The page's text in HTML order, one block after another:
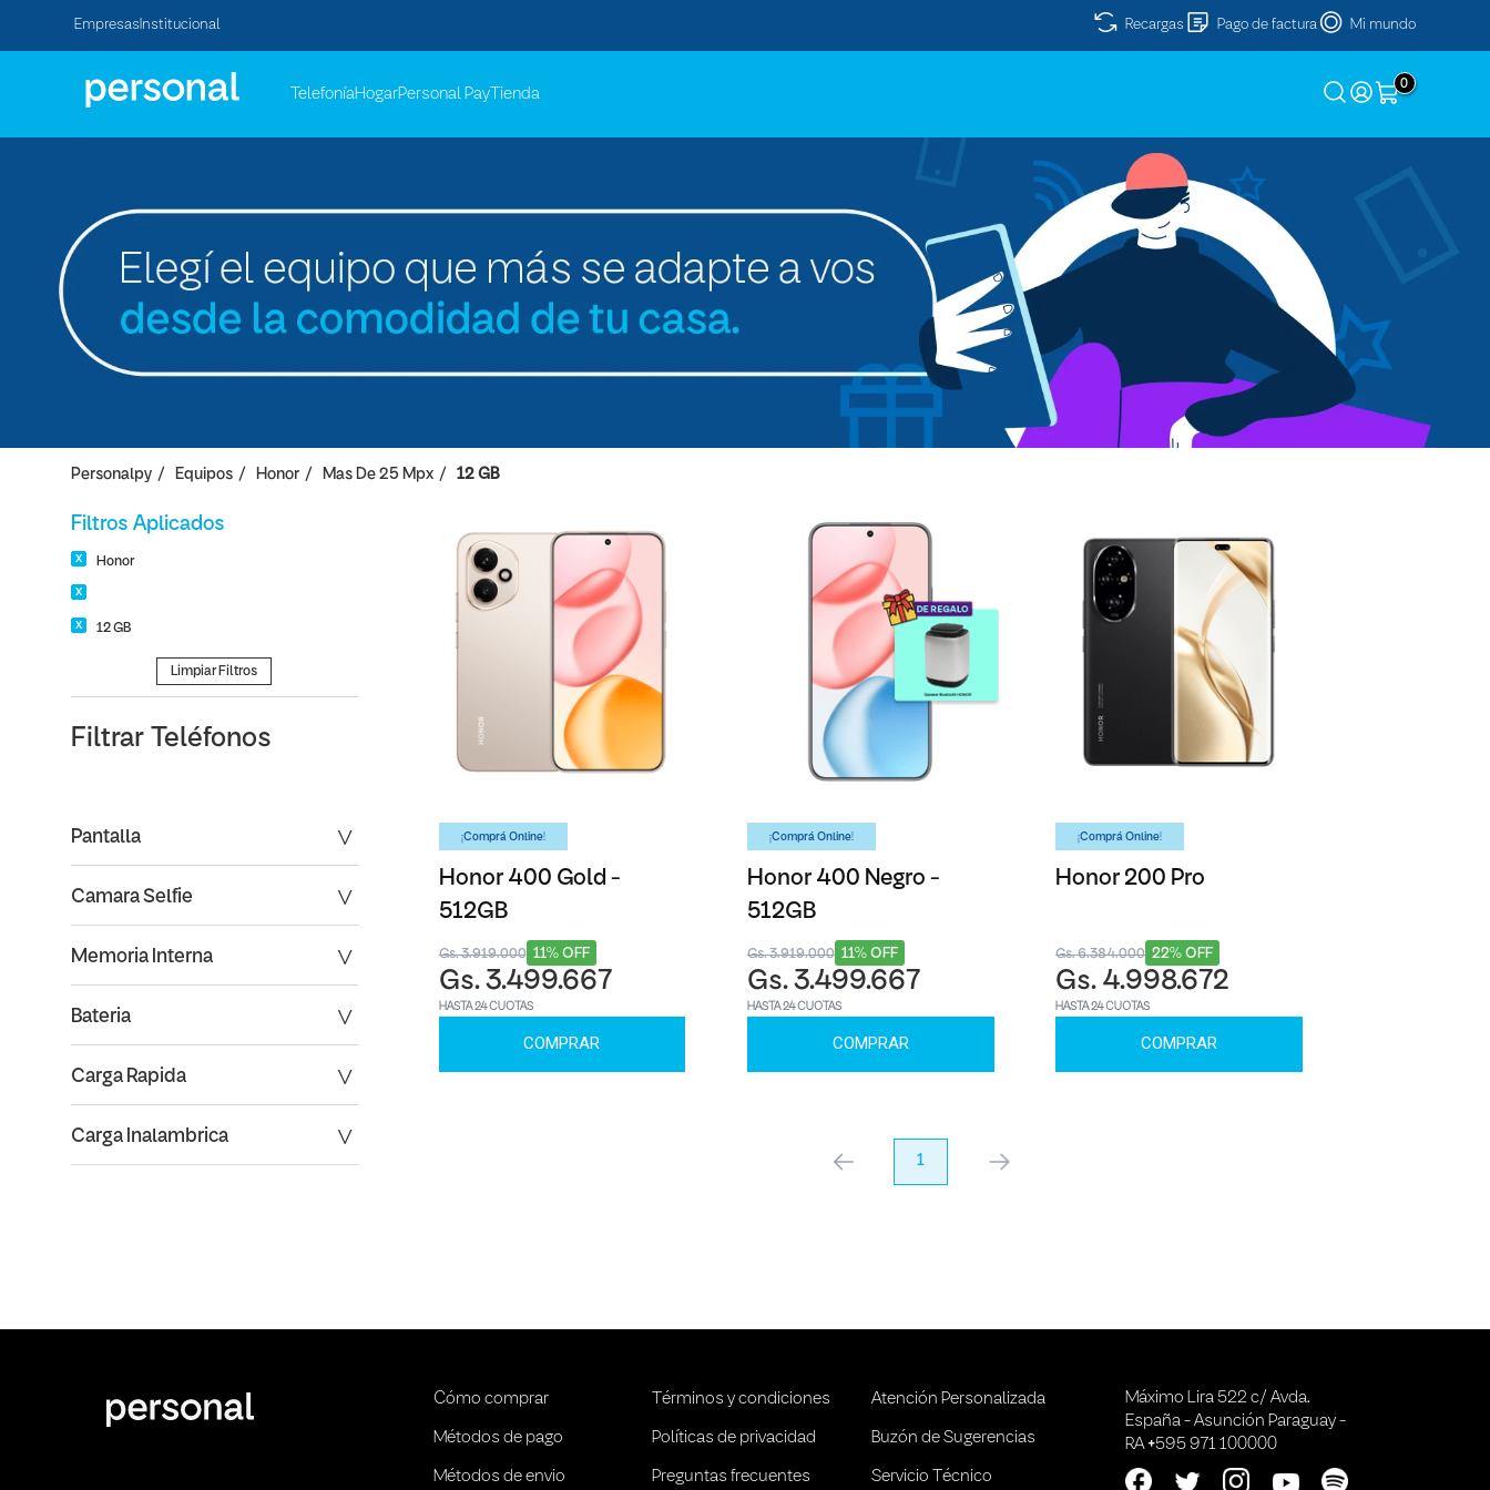
Empresas Institucional Recargas Pago de factura Mi mundo
TelefoníaHogarPersonal Pay Tienda
0
Personalpy Equipos Honor Mas De 25 Mpx 12 GB
Filtros Aplicados
Honor
12 GB
Limpiar Filtros
Filtrar Teléfonos
Pantalla
Carga Rapida
Carga Inalambrica
Camara Selfie
Memoria Interna
Bateria
¡Comprá Online!
Honor 400 Gold -
512GB
11% OFF
Gs. 3.919.000
Gs. 3.499.667
HASTA 24 CUOTAS
COMPRAR
¡Comprá Online!
Honor 400 Negro -
512GB
11% OFF
Gs. 3.919.000
Gs. 3.499.667
HASTA 24 CUOTAS
COMPRAR
¡Comprá Online!
Honor 200 Pro
22% OFF
Gs. 6.384.000
Gs. 4.998.672
HASTA 24 CUOTAS
COMPRAR
anterior 1 próximo
Cómo comprar
Métodos de pago
Métodos de envio
Términos y condiciones
Políticas de privacidad
Preguntas frecuentes
Atención Personalizada
Buzón de Sugerencias
Servicio Técnico
Máximo Lira 522 c/ Avda.
España - Asunción Paraguay -
RA +595 971 100000